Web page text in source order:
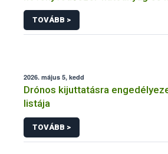
engedélyezésére, továbbá a
meghosszabbítására vagy
eljárásba
TOVÁBB >
2026. május 5, kedd
Drónos kijuttatásra
listája
TOVÁBB >